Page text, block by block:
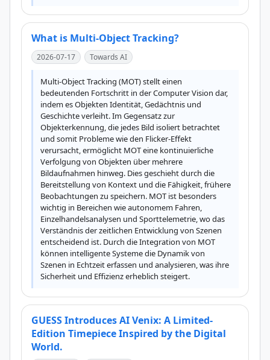
What is Multi-Object Tracking?
2026-07-17 Towards AI
Multi-Object Tracking (MOT) stellt einen
bedeutenden Fortschritt in der Computer Vision dar,
indem es Objekten Identität, Gedächtnis und
Geschichte verleiht. Im Gegensatz zur
Objekterkennung, die jedes Bild isoliert betrachtet
und somit Probleme wie den Flicker-Effekt
verursacht, ermöglicht MOT eine kontinuierliche
Verfolgung von Objekten über mehrere
Bildaufnahmen hinweg. Dies geschieht durch die
Bereitstellung von Kontext und die Fähigkeit, frühere
Beobachtungen zu speichern. MOT ist besonders
wichtig in Bereichen wie autonomem Fahren,
Einzelhandelsanalysen und Sporttelemetrie, wo das
Verständnis der zeitlichen Entwicklung von Szenen
entscheidend ist. Durch die Integration von MOT
können intelligente Systeme die Dynamik von
Szenen in Echtzeit erfassen und analysieren, was ihre
Sicherheit und Effizienz erheblich steigert.
GUESS Introduces AI Venix: A Limited-
Edition Timepiece Inspired by the Digital
World.